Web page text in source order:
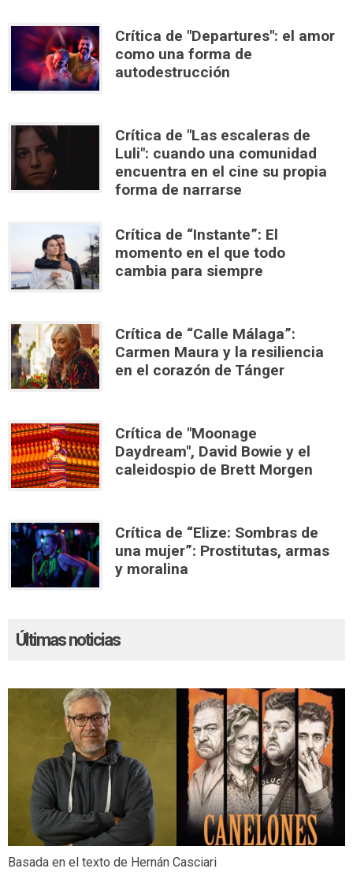
Crítica de "Departures": el amor
como una forma de
autodestrucción
Crítica de "Las escaleras de
Luli": cuando una comunidad
encuentra en el cine su propia
forma de narrarse
Crítica de “Instante”: El
momento en el que todo
cambia para siempre
Crítica de “Calle Málaga”:
Carmen Maura y la resiliencia
en el corazón de Tánger
Crítica de "Moonage
Daydream", David Bowie y el
caleidospio de Brett Morgen
Crítica de “Elize: Sombras de
una mujer”: Prostitutas, armas
y moralina
Últimas noticias
Basada en el texto de Hernán Casciari